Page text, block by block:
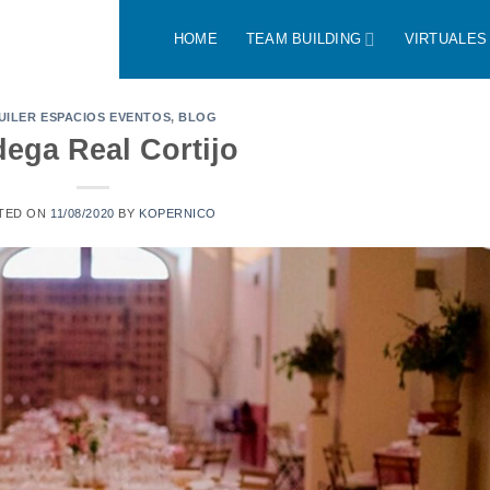
HOME TEAM BUILDING VIRTUALES
ESPACIOS EVENTOS,BLOG
Real Cortijo
ON 11/08/2020 BY KOPERNICO